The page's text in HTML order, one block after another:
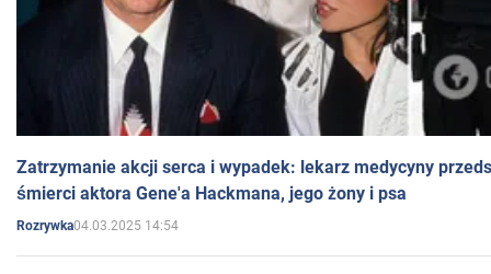
Zatrzymanie akcji serca i wypadek: lekarz medycyny
śmierci aktora Gene'a Hackmana, jego żony i psa
Rozrywka04.03.2025 14:54